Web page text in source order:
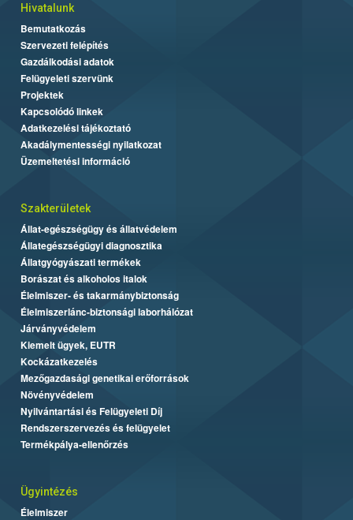
Hivatalunk
Bemutatkozás
Szervezeti felépítés
Gazdálkodási adatok
Felügyeleti szervünk
Projektek
Kapcsolódó linkek
Adatkezelési tájékoztató
Akadálymentességi nyilatkozat
Üzemeltetési információ
Szakterületek
Állat-egészségügy és állatvédelem
Állategészségügyi diagnosztika
Állatgyógyászati termékek
Borászat és alkoholos italok
Élelmiszer- és takarmánybiztonság
Élelmiszerlánc-biztonsági laborhálózat
Járványvédelem
Kiemelt ügyek, EUTR
Kockázatkezelés
Mezőgazdasági genetikai erőforrások
Növényvédelem
Nyilvántartási és Felügyeleti Díj
Rendszerszervezés és felügyelet
Termékpálya-ellenőrzés
Ügyintézés
Élelmiszer